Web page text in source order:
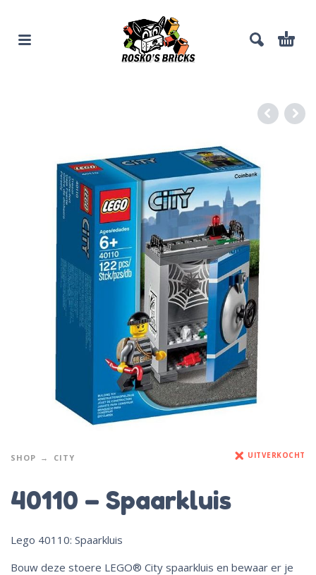
SHOP CITY UITVERKOCHT
40110 – Spaarkluis
Lego 40110: Spaarkluis
Bouw deze stoere LEGO® City spaarkluis en bewaar er je